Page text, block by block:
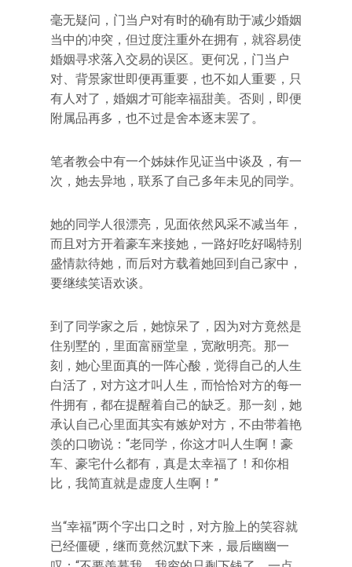
毫无疑问，门当户对有时的确有助于减少婚姻
当中的冲突，但过度注重外在拥有，就容易使
婚姻寻求落入交易的误区。更何况，门当户
对、背景家世即便再重要，也不如人重要，只
有人对了，婚姻才可能幸福甜美。否则，即便
附属品再多，也不过是舍本逐末罢了。
笔者教会中有一个姊妹作见证当中谈及，有一
次，她去异地，联系了自己多年未见的同学。
她的同学人很漂亮，见面依然风采不减当年，
而且对方开着豪车来接她，一路好吃好喝特别
盛情款待她，而后对方载着她回到自己家中，
要继续笑语欢谈。
到了同学家之后，她惊呆了，因为对方竟然是
住别墅的，里面富丽堂皇，宽敞明亮。那一
刻，她心里面真的一阵心酸，觉得自己的人生
白活了，对方这才叫人生，而恰恰对方的每一
件拥有，都在提醒着自己的缺乏。那一刻，她
承认自己心里面其实有嫉妒对方，不由带着艳
羡的口吻说：“老同学，你这才叫人生啊！豪
车、豪宅什么都有，真是太幸福了！和你相
比，我简直就是虚度人生啊！”
当“幸福”两个字出口之时，对方脸上的笑容就
已经僵硬，继而竟然沉默下来，最后幽幽一